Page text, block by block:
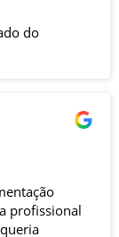
do
profissional